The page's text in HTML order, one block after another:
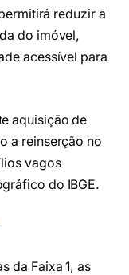
reduzir a
do imóvel,
acessível para
aquisição de
a reinserção no
vagos
do IBGE.
da Faixa 1, as